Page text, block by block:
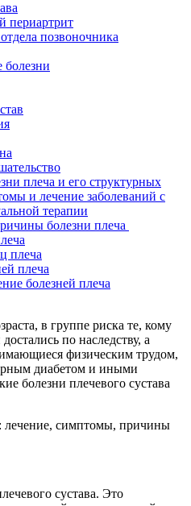
периартрит
позвоночника
болезни
плеча и его структурных
и лечение заболеваний с
терапии
болезни плеча
плеча
плеча
болезней плеча
в группе риска те, кому
по наследству, а
физическим трудом,
диабетом и иными
болезни плечевого сустава
сустава. Это